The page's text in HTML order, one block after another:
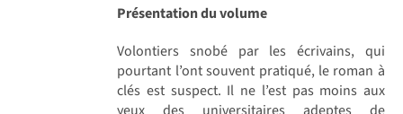
Présentation du volume
Volontiers snobé par les écrivains, qui
pourtant l’ont souvent pratiqué, le roman à
clés est suspect. Il ne l’est pas moins aux